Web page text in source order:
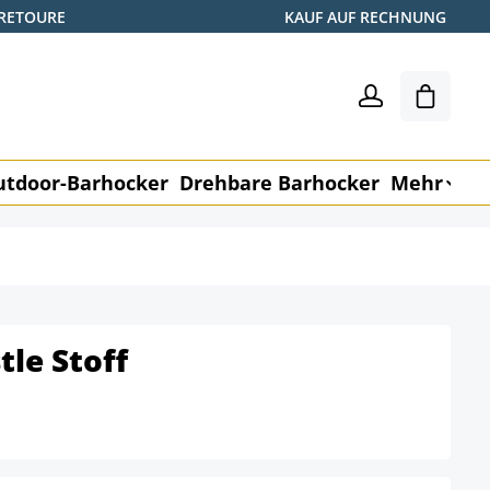
KAUF AUF RECHNUNG
Barhocker Drehbare Barhocker Mehr
Stoff